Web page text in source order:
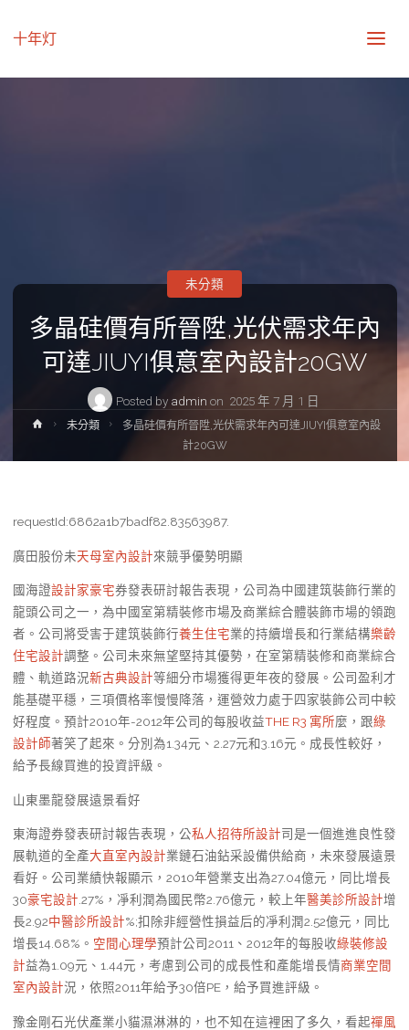
十年灯
多晶硅價有所晉陞,光伏需求年內
可達JIUYI俱意室內設計20GW
Posted by admin on 2025 年 7 月 1 日
未分類
Home未分類
多晶硅價有所晉陞,光伏需求年內可達JIUYI俱意室內設
計20GW
requestId:6862a1b7badf82.83563987.
廣田股份未天母室內設計來競爭優勢明顯
國海證設計家豪宅券發表研討報告表現，公司為中國建筑裝飾行業的
龍頭公司之一，為中國室第精裝修市場及商業綜合體裝飾市場的領跑
者。公司將受害于建筑裝飾行養生住宅業的持續增長和行業結構樂齡
住宅設計調整。公司未來無望堅持其優勢，在室第精裝修和商業綜合
體、軌道路況新古典設計等細分市場獲得更年夜的發展。公司盈利才
能基礎平穩，三項價格率慢慢降落，運營效力處于四家裝飾公司中較
好程度。預計2010年-2012年公司的每股收益THE R3 寓所麼，跟綠
設計師著笑了起來。分別為1.34元、2.27元和3.16元。成長性較好，
給予長線買進的投資評級。
山東墨龍發展遠景看好
東海證券發表研討報告表現，公私人招待所設計司是一個進進良性發
展軌道的全產大直室內設計業鏈石油鉆采設備供給商，未來發展遠景
看好。公司業績快報顯示，2010年營業支出為27.04億元，同比增長
30豪宅設計 .27%，凈利潤為國民幣2.76億元，較上年醫美診所設計增
長2.92中醫診所設計%;扣除非經營性損益后的凈利潤2.52億元，同比
增長14.68%。 空間心理學預計公司2011、2012年的每股收綠裝修設
計益為1.09元、1.44元，考慮到公司的成長性和產能增長情商業空間
室內設計況，依照2011年給予30倍PE，給予買進評級。
豫金剛石光伏產業小貓濕淋淋的，也不知在這裡困了多久，看起禪風